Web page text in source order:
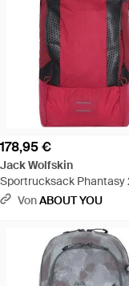
178,95 €
Jack Wolfskin
Sportrucksack Phantasy
PinkVonABOUT YOU